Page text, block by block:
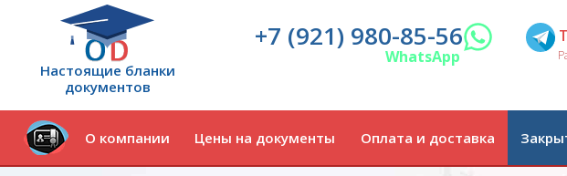
Настоящие бланки
документов
+7 (921) 980-85-56
WhatsApp
О компании Цены на документы Оплата и доставка